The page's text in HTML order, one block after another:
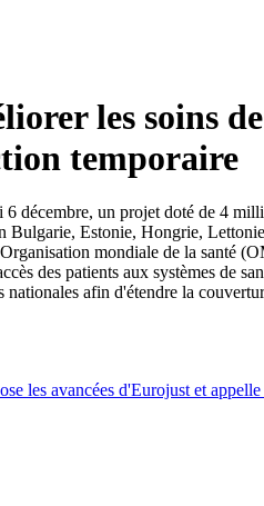
les soins
temporaire
décembre, un projet doté de 4
Bulgarie, Estonie, Hongrie,
mondiale de la santé
des patients aux systèmes de
afin d'étendre la
les avancées d'Eurojust et